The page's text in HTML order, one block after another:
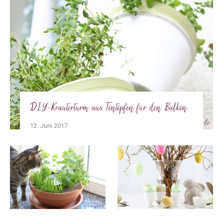
DIY-Kräuterturm aus Tontöpfen für den Balkon
12. Juni 2017